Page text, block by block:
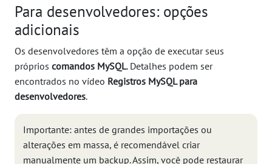
Para desenvolvedores: opções
adicionais
Os desenvolvedores têm a opção de executar seus
próprios comandos MySQL. Detalhes podem ser
encontrados no vídeo Registros MySQL para
desenvolvedores.
Importante: antes de grandes importações ou
alterações em massa, é recomendável criar
manualmente um backup. Assim, você pode restaurar